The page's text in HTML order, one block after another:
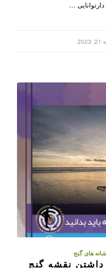
های گنج
داشتن نقشه گنج